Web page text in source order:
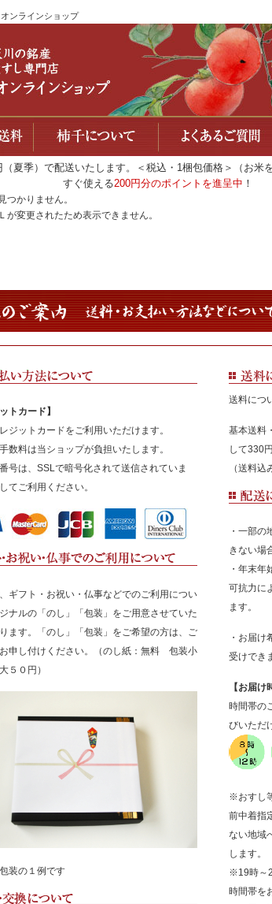
ンラインショップ
夏季）で配送いたします。＜税込・1梱包価格＞（お
すぐ使える200円分のポイントを進呈中 ！
つかりません。
が変更されたため表示できません。
トカード】
ジットカードをご利用いただけます。
数料は当ショップが負担いたします。
号は、SSLで暗号化されて送信されていま
てご利用ください。
ギフト・お祝い・仏事などでのご利用につい
ナルの「のし」「包装」をご用意させていた
ます。「のし」「包装」をご希望の方は、ご
申し付けください。（のし紙：無料 包装小
５０円）
装の１例です
送料につ
基本送料
して330
（送料込
・一部
きない場
・年末
可抗力に
ます。
・お届
受けでき
【お届け
時間帯の
びいただ
※おすし
前中着指
ない地域
します。
※19時～
時間帯を